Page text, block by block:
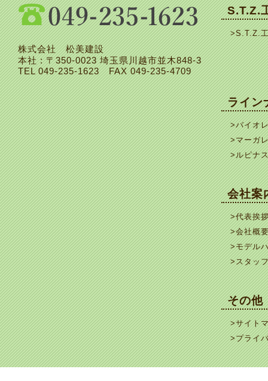
株式会社 松美建設
本社 : 〒350-0023 埼玉県川越市並木848-3
TEL049-235-1623FAX 049-235-4709
S.T.Z.
>S.T.Z.
ライン
>バイオ
>マーガ
>ルピナ
会社案
>代表挨
>会社概
>モデル
>スタッ
その他
>サイト
>プライ